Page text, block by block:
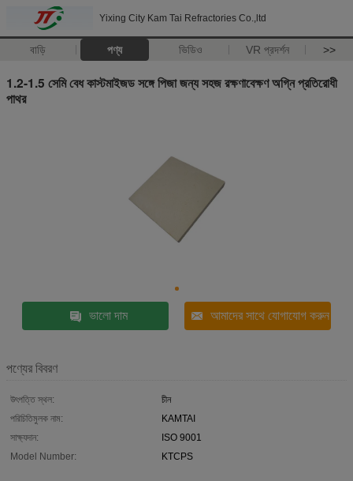
Yixing City Kam Tai Refractories Co.,ltd
বাড়ি পণ্য ভিডিও VR প্রদর্শন >>
1.2-1.5 সেমি বেধ কাস্টমাইজড সঙ্গে পিজা জন্য সহজ রক্ষণাবেক্ষণ অগ্নি প্রতিরোধী
পাথর
ভালো দাম আমাদের সাথে যোগাযোগ করুন
পণ্যের বিবরণ
উৎপত্তি স্থল:
চীন
পরিচিতিমুলক নাম:
KAMTAI
সাক্ষ্যদান:
ISO 9001
Model Number:
KTCPS